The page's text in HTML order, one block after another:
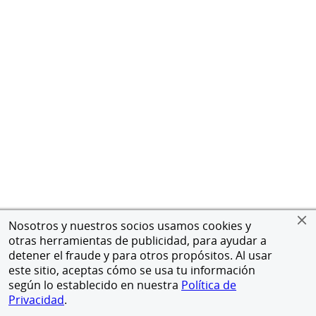
Nosotros y nuestros socios usamos cookies y
otras herramientas de publicidad, para ayudar a
detener el fraude y para otros propósitos. Al usar
este sitio, aceptas cómo se usa tu información
según lo establecido en nuestra Política de
Privacidad.